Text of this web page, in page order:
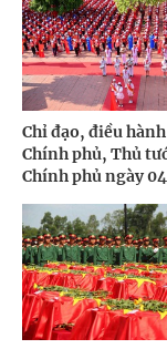
Chỉ đạo, điều
Chính phủ, Thủ
Chính phủ ngày